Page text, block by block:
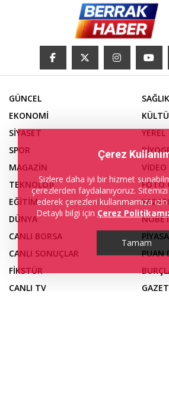
GÜNCEL
EKONOMİ
SİYASET
SPOR
MAGAZİN
TEKNOLOJİ
EĞİTİM
DÜNYA
SAĞLIK
YEREL
VİDEO
FOTO
CANLI BORSA
CANLI SONUÇLAR
FİKSTÜR
CANLI TV
PUAN
Çerez
Sizlere daha iyi bir hizmet
çerezlerden faydalanıyoruz.
ederek çerezleri kullanmamıza
Detaylı bilgi için Çerez
Tamam